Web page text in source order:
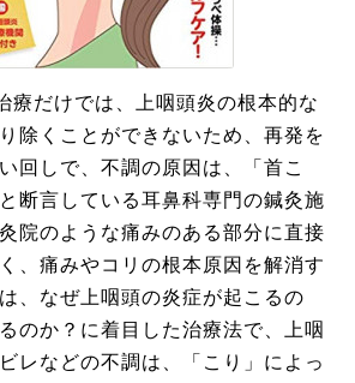
療だけでは、上咽頭炎の根本的な
除くことができないため、再発を
回しで、不調の原因は、「首こ
断言している耳鼻科専門の鍼灸施
院のような痛みのある部分に直接
、痛みやコリの根本原因を解消す
、なぜ上咽頭の炎症が起こるの
のか？に着目した治療法で、上咽
レなどの不調は、「こり」によっ